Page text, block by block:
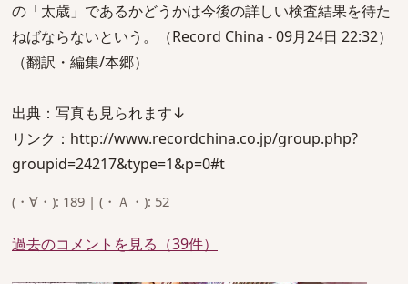
の「太歳」であるかどうかは今後の詳しい検査結果を待た
ねばならないという。（Record China - 09月24日 22:32）
（翻訳・編集/本郷）
出典：写真も見られます↓
リンク：http://www.recordchina.co.jp/group.php?
groupid=24217&type=1&p=0#t
(・∀・): 189 | (・Ａ・): 52
過去のコメントを見る（39件）